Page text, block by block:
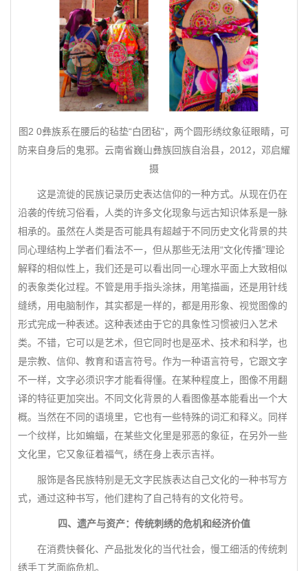
图2 0彝族系在腰后的毡垫“白团毡”，两个圆形绣纹象征眼睛，可
防来自身后的鬼邪。云南省巍山彝族回族自治县，2012，邓启耀
摄
这是流徙的民族记录历史表达信仰的一种方式。从现在仍在
沿袭的传统习俗看，人类的许多文化现象与远古知识体系是一脉
相承的。虽然在人类是否可能具有超越于不同历史文化背景的共
同心理结构上学者们看法不一，但从那些无法用“文化传播”理论
解释的相似性上，我们还是可以看出同一心理水平面上大致相似
的表象类化过程。不管是用手指头涂抹，用笔描画，还是用针线
缝绣，用电脑制作，其实都是一样的，都是用形象、视觉图像的
形式完成一种表述。这种表述由于它的具象性习惯被归入艺术
类。不错，它可以是艺术，但它同时也是巫术、技术和科学，也
是宗教、信仰、教育和语言符号。作为一种语言符号，它跟文字
不一样，文字必须识字才能看得懂。在某种程度上，图像不用翻
译的特征更加突出。不同文化背景的人看图像基本能看出一个大
概。当然在不同的语境里，它也有一些特殊的词汇和释义。同样
一个纹样，比如蝙蝠，在某些文化里是邪恶的象征，在另外一些
文化里，它又象征着福气，绣在身上表示吉祥。
服饰是各民族特别是无文字民族表达自己文化的一种书写方
式，通过这种书写，他们建构了自己特有的文化符号。
四、遗产与资产：传统刺绣的危机和经济价值
在消费快餐化、产品批发化的当代社会，慢工细活的传统刺
绣手工艺面临危机。